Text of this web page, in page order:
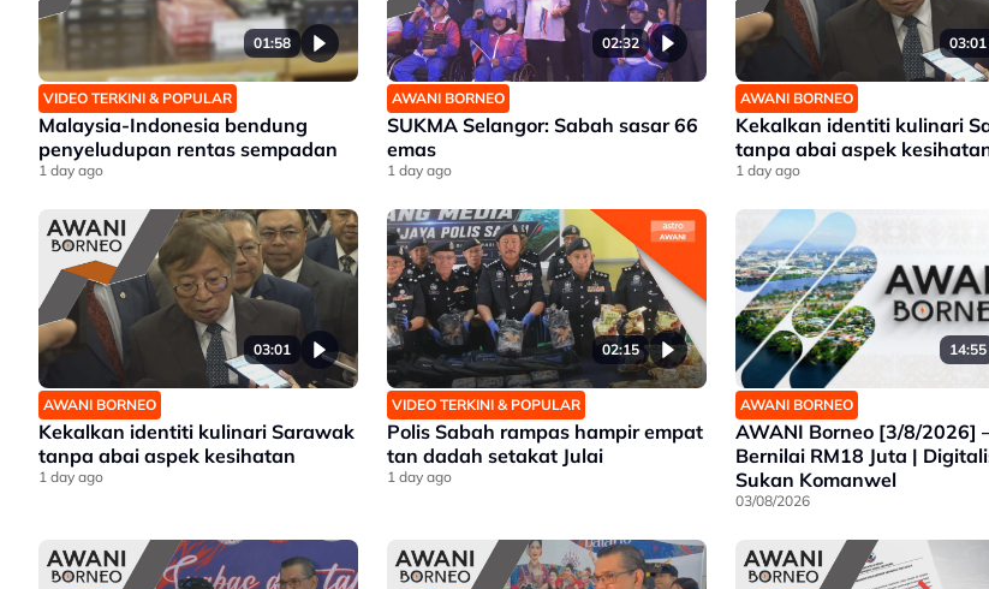
01:58
VIDEO TERKINI & POPULAR
Malaysia-Indonesia bendung
penyeludupan rentas sempadan
1 day ago
02:32
AWANI BORNEO
SUKMA Selangor: Sabah sasar 66
emas
1 day ago
03:01
AWANI BORNEO
Kekalkan identiti kulinari
tanpa abai aspek
1 day ago
03:01
AWANI BORNEO
Kekalkan identiti kulinari Sarawak
tanpa abai aspek kesihatan
1 day ago
02:15
VIDEO TERKINI & POPULAR
Polis Sabah rampas hampir empat
tan dadah setakat Julai
1 day ago
14:55
AWANI BORNEO
AWANI Borneo [3/8/2026]
Bernilai RM18 Juta |
Sukan Komanwel
03/08/2026